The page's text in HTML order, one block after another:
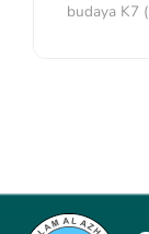
budaya K7